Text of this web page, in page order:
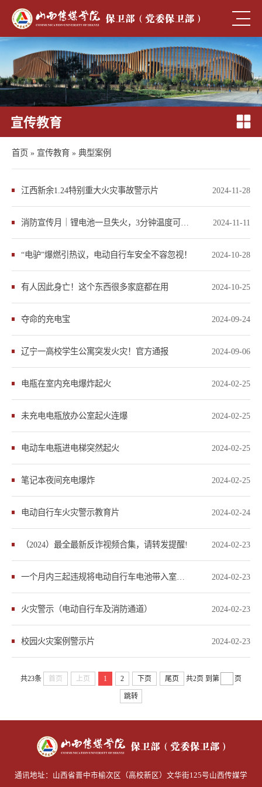
宣传教育
首页 » 宣传教育 » 典型案例
江西新余1.24特别重大火灾事故警示片 2024-11-28
消防宣传月｜锂电池一旦失火，3分钟温度可达1000℃ ！ 2024-11-11
“电驴”爆燃引热议，电动自行车安全不容忽视！ 2024-10-28
有人因此身亡！这个东西很多家庭都在用 2024-10-25
夺命的充电宝 2024-09-24
辽宁一高校学生公寓突发火灾！官方通报 2024-09-06
电瓶在室内充电爆炸起火 2024-02-25
未充电电瓶放办公室起火连爆 2024-02-25
电动车电瓶进电梯突然起火 2024-02-25
笔记本夜间充电爆炸 2024-02-25
电动自行车火灾警示教育片 2024-02-24
（2024）最全最新反诈视频合集，请转发提醒! 2024-02-23
一个月内三起违规将电动自行车电池带入室内充电引发火灾 北京丰台四人被拘留 2024-02-23
火灾警示（电动自行车及消防通道） 2024-02-23
校园火灾案例警示片 2024-02-23
共23条 首页 上页 1 2 下页 尾页 共2页 到第 页
跳转
通讯地址：山西省晋中市榆次区（高校新区）文华街125号山西传媒学